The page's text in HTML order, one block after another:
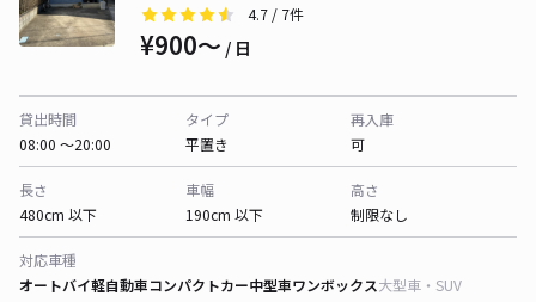
4.7 / 7件
¥900〜 / 日
貸出時間
08:00 〜20:00
タイプ
平置き
再入庫
可
長さ
480cm 以下
車幅
190cm 以下
高さ
制限なし
対応車種
オートバイ軽自動車コンパクトカー中型車ワンボックス大型車・SUV